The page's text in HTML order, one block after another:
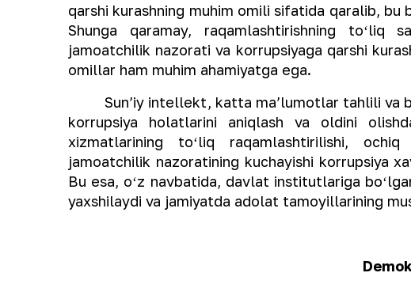
qarshi kurashning muhim omili sifatida qaralib,
Shunga qaramay, raqamlashtirishning toʻliq
jamoatchilik nazorati va korrupsiyaga qarshi
omillar ham muhim ahamiyatga ega.
Sunʼiy intellekt, katta maʼlumotlar tahlili va
korrupsiya holatlarini aniqlash va oldini
xizmatlarining toʻliq raqamlashtirilishi,
jamoatchilik nazoratining kuchayishi korrupsiya
Bu esa, oʻz navbatida, davlat institutlariga
yaxshilaydi va jamiyatda adolat tamoyillarining